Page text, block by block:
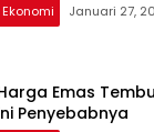
Ekonomi Januari 27,
Emas
Penyebabnya